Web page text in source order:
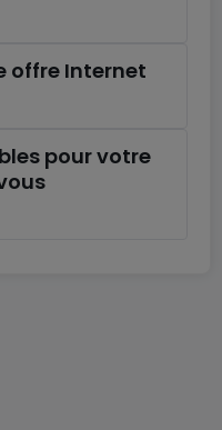
offre Internet
pour votre